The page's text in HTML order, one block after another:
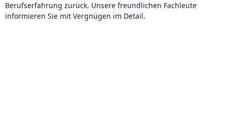
Berufserfahrung zurück. Unsere freundlichen Fachleute
informieren Sie mit Vergnügen im Detail.